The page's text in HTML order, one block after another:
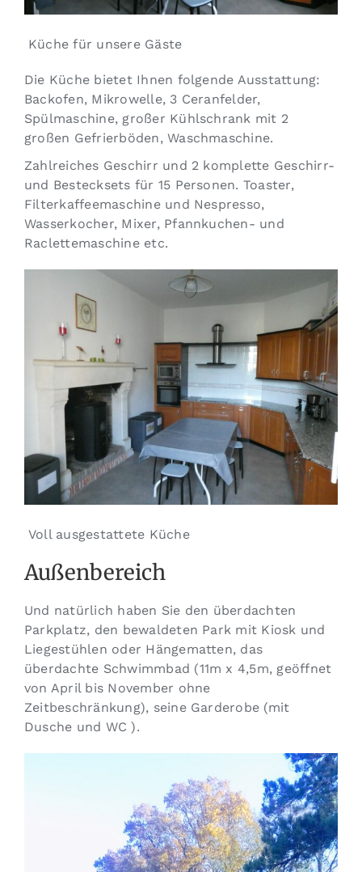
Küche für unsere Gäste
Die Küche bietet Ihnen folgende Ausstattung:
Backofen, Mikrowelle, 3 Ceranfelder,
Spülmaschine, großer Kühlschrank mit 2
großen Gefrierböden, Waschmaschine.
Zahlreiches Geschirr und 2 komplette Geschirr-
und Bestecksets für 15 Personen. Toaster,
Filterkaffeemaschine und Nespresso,
Wasserkocher, Mixer, Pfannkuchen- und
Raclettemaschine etc.
Voll ausgestattete Küche
Außenbereich
Und natürlich haben Sie den überdachten
Parkplatz, den bewaldeten Park mit Kiosk und
Liegestühlen oder Hängematten, das
überdachte Schwimmbad (11m x 4,5m, geöffnet
von April bis November ohne
Zeitbeschränkung), seine Garderobe (mit
Dusche und WC ).